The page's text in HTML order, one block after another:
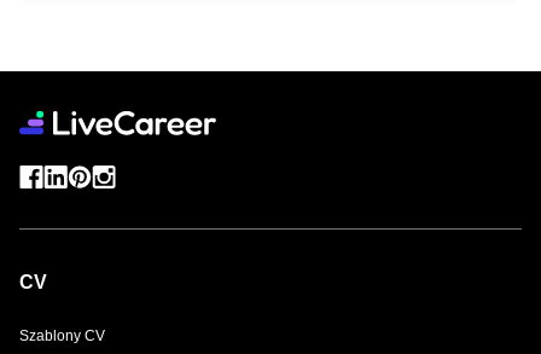
CV
Szablony CV